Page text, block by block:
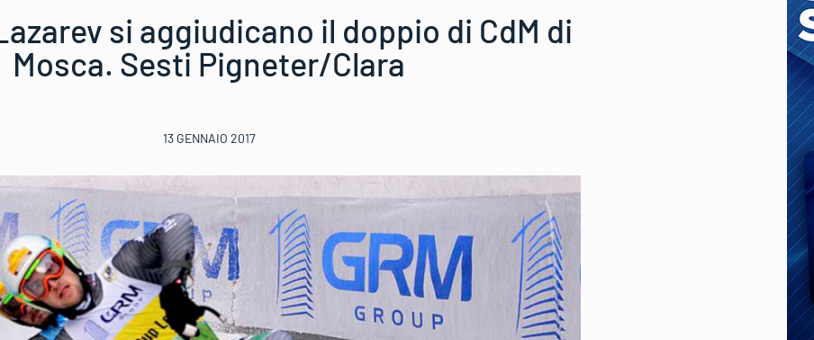
si aggiudicano il doppio di CdM di
Mosca. Sesti Pigneter/Clara
13 GENNAIO 2017